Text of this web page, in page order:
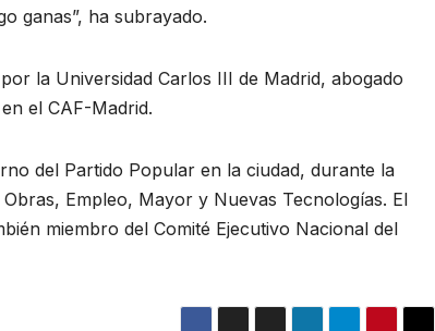
ganas”, ha subrayado.
la Universidad Carlos III de Madrid, abogado
el CAF-Madrid.
del Partido Popular en la ciudad, durante la
Empleo, Mayor y Nuevas Tecnologías. El
miembro del Comité Ejecutivo Nacional del